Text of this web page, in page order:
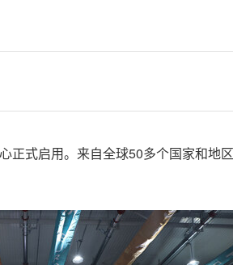
正式启用。来自全球50多个国家和地